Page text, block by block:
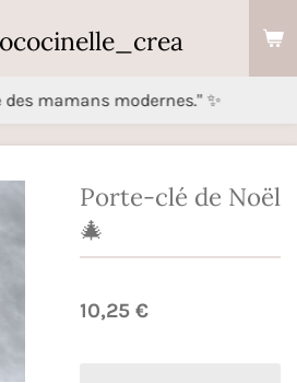
des mamans modernes." ✨
Porte-clé de Noël
🎄
10,25 €